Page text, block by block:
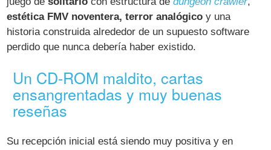
estética FMV noventera, terror analógico y una
historia construida alrededor de un supuesto software
perdido que nunca debería haber existido.
Un CD-ROM maldito, cartas
ensangrentadas y muy buenas
reseñas
Su recepción inicial está siendo muy positiva y en